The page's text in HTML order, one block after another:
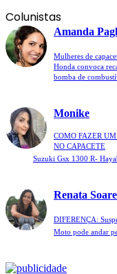
Colunistas
Amanda
Mulheres de
Honda convoca
bomba de
Monike
COMO FAZER UM
NO CAPACETE
Suzuki Gsx 1300 R-
Renata
DIFERENÇA:
Moto pode andar